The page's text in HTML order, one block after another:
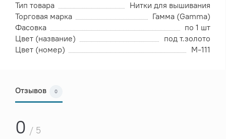
Тип товара
Нитки для вышивания
Торговая марка
Гамма (Gamma)
Фасовка
по 1 шт
Цвет (название)
под т.золото
Цвет (номер)
М-111
Отзывов 0
0 / 5